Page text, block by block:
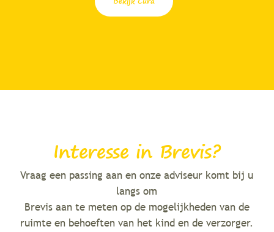
Interesse in Brevis?
Vraag een passing aan en onze adviseur komt bij u
langs om
Brevis aan te meten op de mogelijkheden van de
ruimte en behoeften van het kind en de verzorger.